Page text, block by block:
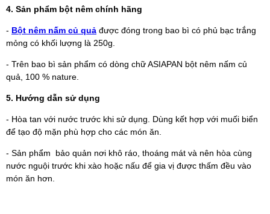
4. Sản phẩm bột nêm chính hãng
- Bột nêm nấm củ quả được đóng trong bao bì có phủ bạc trắng
mỏng có khối lượng là 250g.
- Trên bao bì sản phẩm có dòng chữ ASIAPAN bột nêm nấm củ
quả, 100 % nature.
5. Hướng dẫn sử dụng
- Hòa tan với nước trước khi sử dụng. Dùng kết hợp với muối biển
để tạo độ mặn phù hợp cho các món ăn.
- Sản phẩm bảo quản nơi khô ráo, thoáng mát và nên hòa cùng
nước nguội trước khi xào hoặc nấu để gia vị được thấm đều vào
món ăn hơn.